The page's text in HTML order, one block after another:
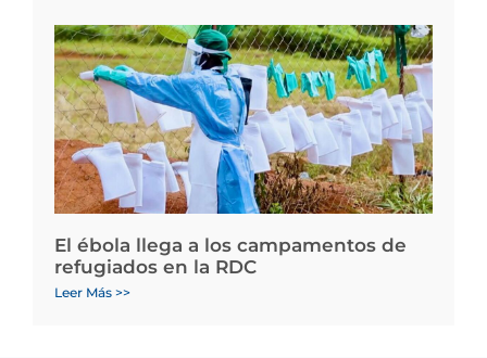
El ébola llega a los campamentos de
refugiados en la RDC
Leer Más >>